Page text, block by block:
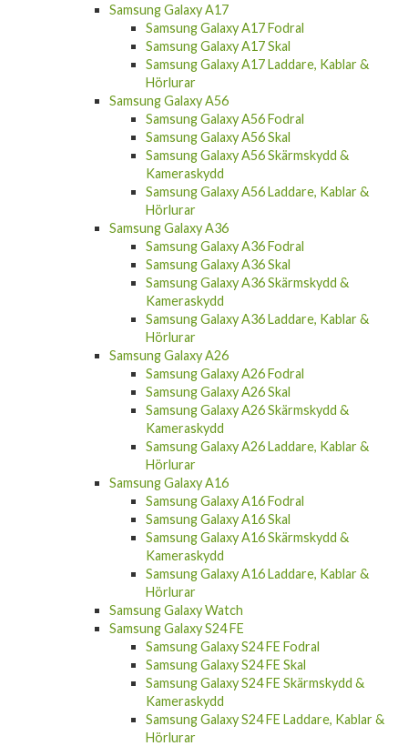
Samsung Galaxy A17
Samsung Galaxy A17 Fodral
Samsung Galaxy A17 Skal
Samsung Galaxy A17 Laddare, Kablar &
Hörlurar
Samsung Galaxy A56
Samsung Galaxy A56 Fodral
Samsung Galaxy A56 Skal
Samsung Galaxy A56 Skärmskydd &
Kameraskydd
Samsung Galaxy A56 Laddare, Kablar &
Hörlurar
Samsung Galaxy A36
Samsung Galaxy A36 Fodral
Samsung Galaxy A36 Skal
Samsung Galaxy A36 Skärmskydd &
Kameraskydd
Samsung Galaxy A36 Laddare, Kablar &
Hörlurar
Samsung Galaxy A26
Samsung Galaxy A26 Fodral
Samsung Galaxy A26 Skal
Samsung Galaxy A26 Skärmskydd &
Kameraskydd
Samsung Galaxy A26 Laddare, Kablar &
Hörlurar
Samsung Galaxy A16
Samsung Galaxy A16 Fodral
Samsung Galaxy A16 Skal
Samsung Galaxy A16 Skärmskydd &
Kameraskydd
Samsung Galaxy A16 Laddare, Kablar &
Hörlurar
Samsung Galaxy Watch
Samsung Galaxy S24 FE
Samsung Galaxy S24 FE Fodral
Samsung Galaxy S24 FE Skal
Samsung Galaxy S24 FE Skärmskydd &
Kameraskydd
Samsung Galaxy S24 FE Laddare, Kablar &
Hörlurar